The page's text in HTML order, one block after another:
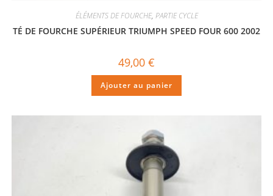
ÉLÉMENTS DE FOURCHE, PARTIE CYCLE
TÉ DE FOURCHE SUPÉRIEUR TRIUMPH SPEED FOUR 600 2002
49,00 €
Ajouter au panier